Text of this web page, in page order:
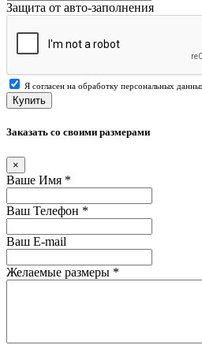
Защита от авто-заполнения
Я согласен на обработку персональных
Купить
Заказать со своими размерами
×
Ваше Имя *
Ваш Телефон *
Ваш E-mail
Желаемые размеры *